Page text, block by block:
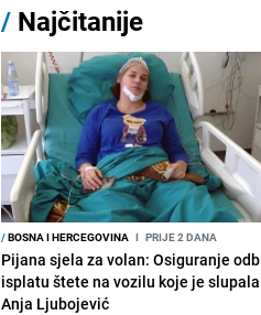
/ Najčitanije
/BOSNA I HERCEGOVINA I PRIJE 2 DANA
Pijana sjela za volan: Osiguranje
isplatu štete na vozilu koje je slupala
Anja Ljubojević